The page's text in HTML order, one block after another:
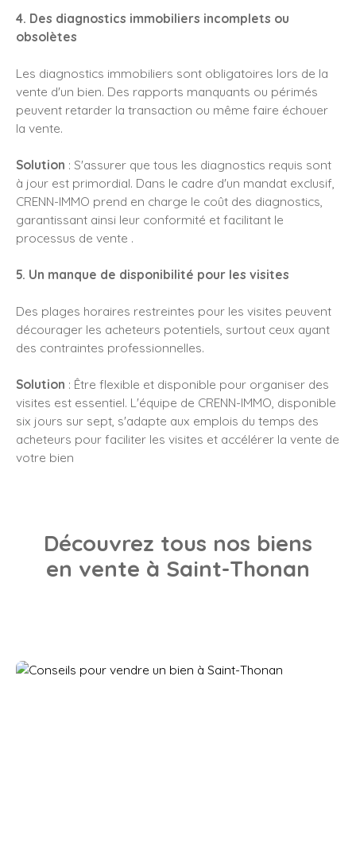
4. Des diagnostics immobiliers incomplets ou
obsolètes
Les diagnostics immobiliers sont obligatoires lors de la
vente d'un bien. Des rapports manquants ou périmés
peuvent retarder la transaction ou même faire échouer
la vente.
Solution : S'assurer que tous les diagnostics requis sont
à jour est primordial. Dans le cadre d'un mandat exclusif,
CRENN-IMMO prend en charge le coût des diagnostics,
garantissant ainsi leur conformité et facilitant le
processus de vente .
5. Un manque de disponibilité pour les visites
Des plages horaires restreintes pour les visites peuvent
décourager les acheteurs potentiels, surtout ceux ayant
des contraintes professionnelles.
Solution : Être flexible et disponible pour organiser des
visites est essentiel. L'équipe de CRENN-IMMO, disponible
six jours sur sept, s'adapte aux emplois du temps des
acheteurs pour faciliter les visites et accélérer la vente de
votre bien
Découvrez tous nos biens
en vente à Saint-Thonan